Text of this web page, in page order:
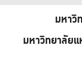
มหาวิ
มหาวิทยาลัย